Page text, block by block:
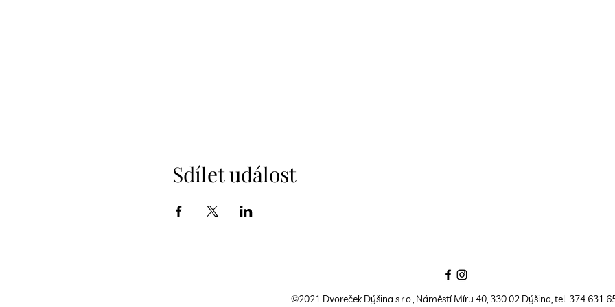
Sdílet událost
©2021 Dvoreček Dýšina s.r.o., Náměstí Míru 40, 330 02 Dýšina, tel. 374 631